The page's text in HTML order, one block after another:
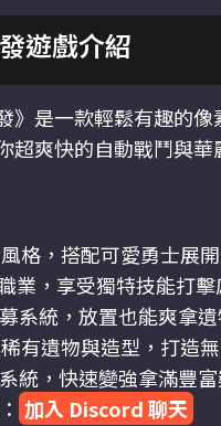
遊戲介紹
》是一款輕鬆有趣的
超爽快的自動戰鬥與華
格，搭配可愛勇士展
業，享受獨特技能打擊
系統，放置也能爽拿
有遺物與造型，打造
統，快速變強拿滿豐
加入 Discord 聊天